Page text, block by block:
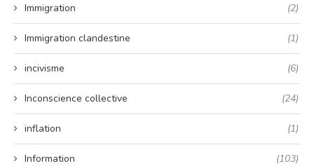
Immigration (2)
Immigration clandestine (1)
incivisme (6)
Inconscience collective (24)
inflation (1)
Information (103)